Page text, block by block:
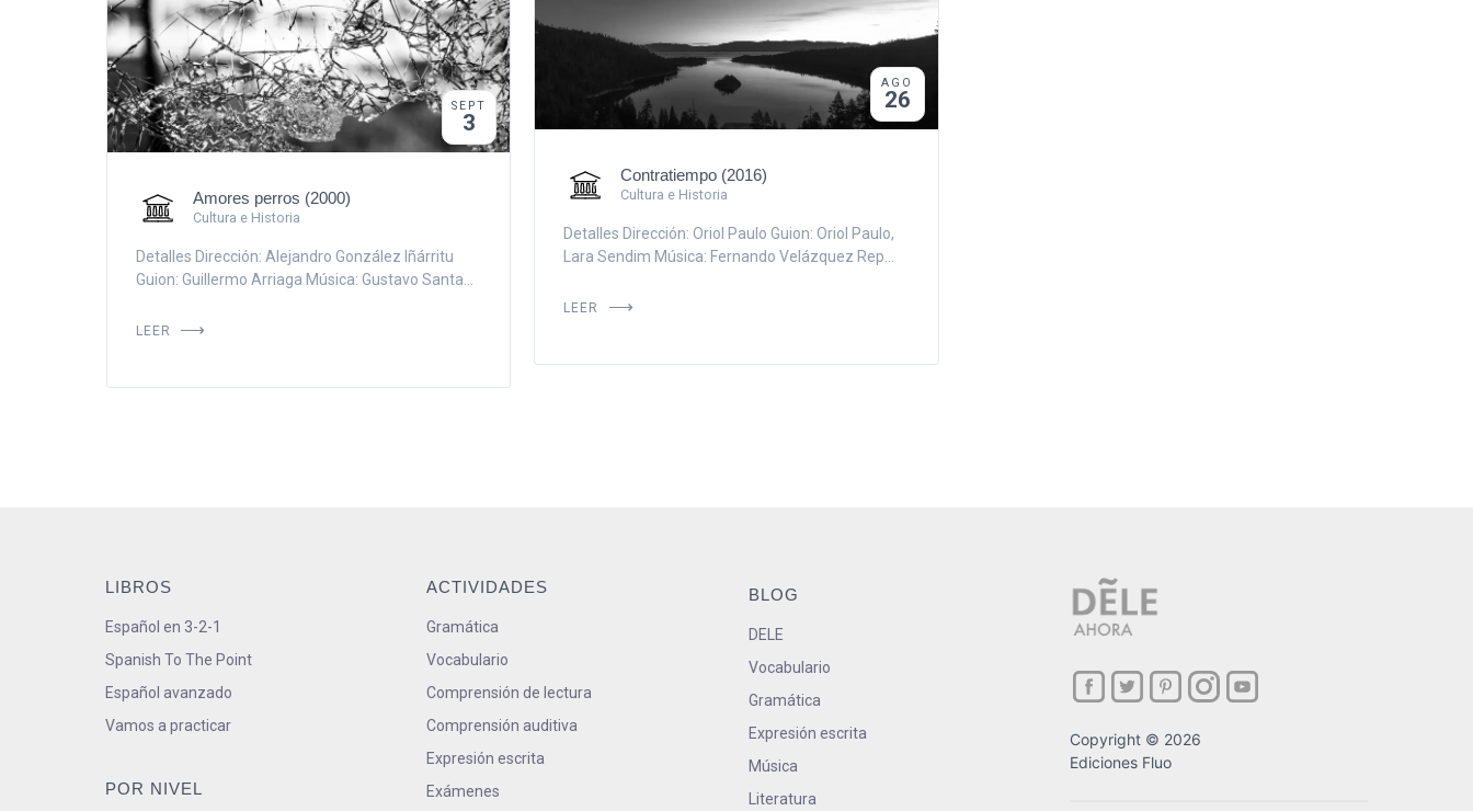
SEPT
3
Amores perros (2000)
Cultura e Historia
Detalles Dirección: Alejandro González Iñárritu
Guion: Guillermo Arriaga Música: Gustavo Santa...
LEER
AGO
26
Contratiempo (2016)
Cultura e Historia
Detalles Dirección: Oriol Paulo Guion: Oriol Paulo,
Lara Sendim Música: Fernando Velázquez Rep...
LEER
LIBROS
Español en 3-2-1
Spanish To The Point
Español avanzado
Vamos a practicar
POR NIVEL
ACTIVIDADES
Gramática
Vocabulario
Comprensión de lectura
Comprensión auditiva
Expresión escrita
Exámenes
BLOG
DELE
Vocabulario
Gramática
Expresión escrita
Música
Literatura
Copyright © 2026
Ediciones Fluo